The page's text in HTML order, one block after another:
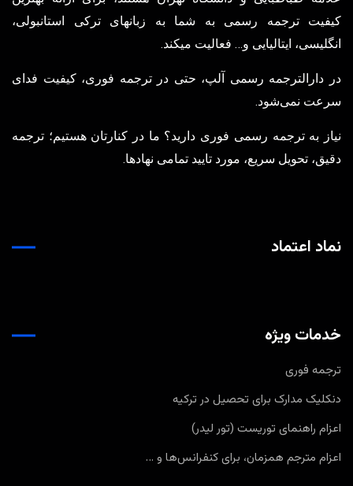
کیفیت ترجمه رسمی به شما به زبانهای ترکی استانبولی،
انگلیسی، ایتالیایی و… فعالیت میکند.
در دارالترجمه رسمی آلپ، حتی در ترجمه‌ فوری، کیفیت فدای
سرعت نمی‌شود.
نیاز به ترجمه رسمی فوری دارید؟ ما در کنارتان هستیم؛ ترجمه
دقیق، تحویل سریع، مورد تایید تمامی نهادها.
نماد اعتماد
خدمات ویژه
ترجمه فوری
دنکلیک مدارک برای تحصیل در ترکیه
اعزام راهنمای توریست (تور لیدر)
اعزام مترجم همزمان، برای کنفرانس‌ها و …